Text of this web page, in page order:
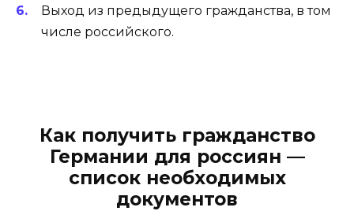
Выход из предыдущего гражданства, в том
числе российского.
Как получить гражданство
Германии для россиян —
список необходимых
документов